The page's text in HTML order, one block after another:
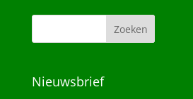
Nieuwsbrief